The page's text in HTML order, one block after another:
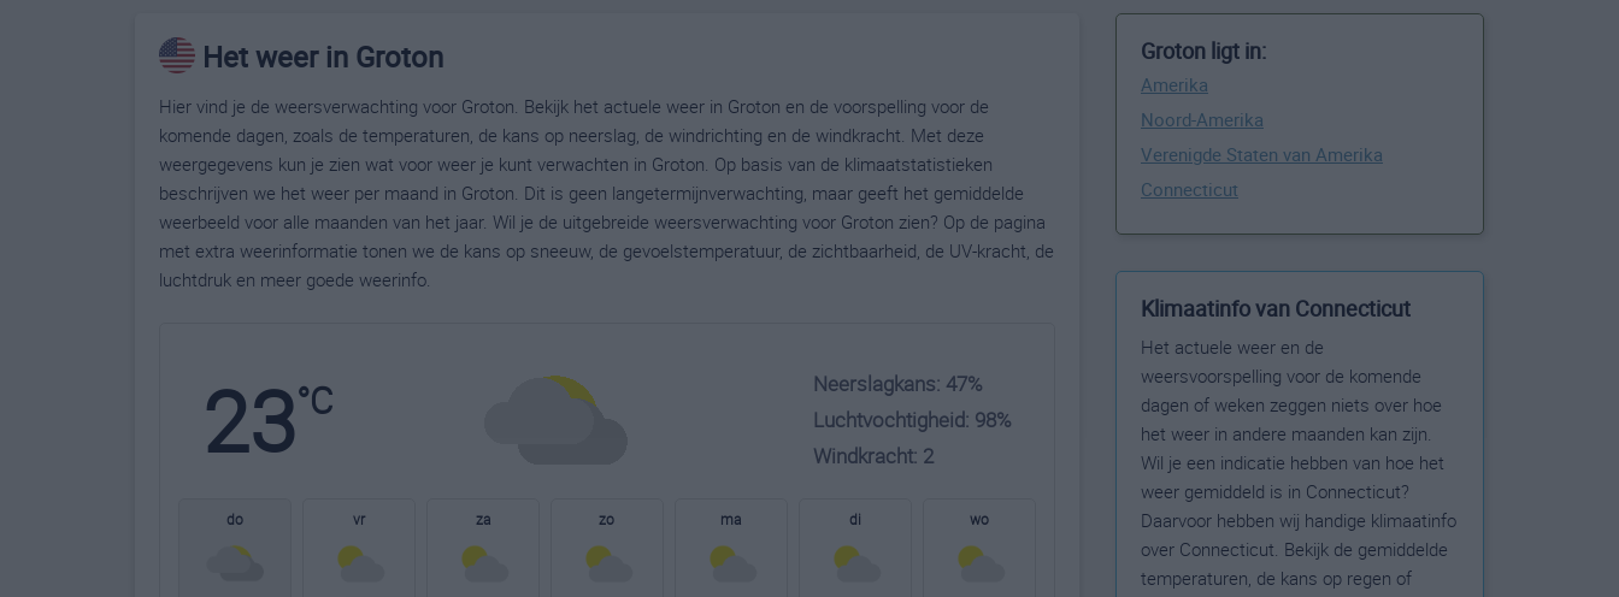
Het weer in Groton
Hier vind je de weersverwachting voor Groton. Bekijk het actuele weer in Groton en de voorspelling voor de
komende dagen, zoals de temperaturen, de kans op neerslag, de windrichting en de windkracht. Met deze
weergegevens kun je zien wat voor weer je kunt verwachten in Groton. Op basis van de klimaatstatistieken
beschrijven we het weer per maand in Groton. Dit is geen langetermijnverwachting, maar geeft het gemiddelde
weerbeeld voor alle maanden van het jaar. Wil je de uitgebreide weersverwachting voor Groton zien? Op de pagina
met extra weerinformatie tonen we de kans op sneeuw, de gevoelstemperatuur, de zichtbaarheid, de UV-kracht, de
luchtdruk en meer goede weerinfo.
23°C
Neerslagkans: 47%
Luchtvochtigheid: 98%
Windkracht: 2
do vr za zo ma di wo
Groton ligt in:
Amerika
Noord-Amerika
Verenigde Staten van Amerika
Connecticut
Klimaatinfo van Connecticut
Het actuele weer en de
weersvoorspelling voor de komende
dagen of weken zeggen niets over hoe
het weer in andere maanden kan zijn.
Wil je een indicatie hebben van hoe het
weer gemiddeld is in Connecticut?
Daarvoor hebben wij handige klimaatinfo
over Connecticut. Bekijk de gemiddelde
temperaturen, de kans op regen of